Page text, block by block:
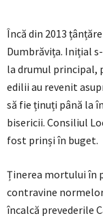
Încă din 2013
Dumbrăvița. Inițial
la drumul principal,
edilii au revenit
să fie ținuți până la
bisericii. Consiliul
fost prinși în buget.
Ținerea mortului în
contravine normelor
încalcă prevederile